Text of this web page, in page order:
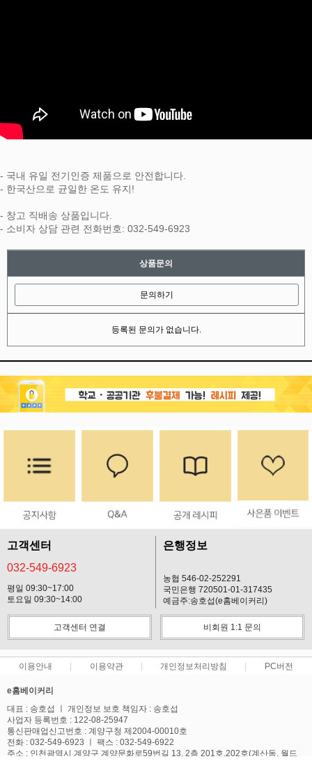
- 국내 유일 전기인증 제품으로 안전합니다.
- 한국산으로 균일한 온도 유지!
- 창고 직배송 상품입니다.
- 소비자 상담 관련 전화번호: 032-549-6923
상품문의
문의하기
등록된 문의가 없습니다.
고객센터
032-549-6923
평일 09:30~17:00
토요일 09:30~14:00
은행정보
농협 546-02-252291
국민은행 720501-01-317435
예금주:송호섭(e홈베이커리)
고객센터 연결 비회원 1:1 문의
이용안내 이용약관 개인정보처리방침 PC버전
e홈베이커리
대표 : 송호섭 ㅣ 개인정보 보호 책임자 : 송호섭
사업자 등록번호 : 122-08-25947
통신판매업신고번호 : 계양구청 제2004-00010호
전화 : 032-549-6923 ㅣ 팩스 : 032-549-6922
주소 : 인천광역시 계양구 계양문화로59번길 13, 2층 201호,202호(계산동, 월드